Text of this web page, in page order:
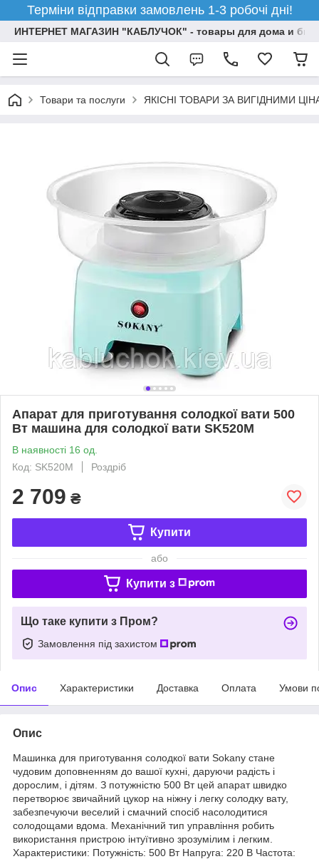
Терміни відправки замовлень 1-3 робочі дні!
ИНТЕРНЕТ МАГАЗИН "КАБЛУЧОК" - товары для дома и
Товари та послуги ЯКІСНІ ТОВАРИ ЗА ВИГІДНИМИ
Апарат для приготування солодкої вати 500
Вт машина для солодкої вати SK520M
В наявності 16 од.
Код: SK520M
Роздріб
2 709 ₴
Купити
або
Купити з
Що таке купити з Пром?
Замовлення під захистом
Опис Характеристики Доставка Оплата Умови
Опис
Машинка для приготування солодкої вати Sokany стане
чудовим доповненням до вашої кухні, даруючи радість і
дорослим, і дітям. З потужністю 500 Вт цей апарат швидко
перетворює звичайний цукор на ніжну і легку солодку вату,
забезпечуючи веселий і смачний спосіб насолодитися
солодощами вдома. Механічний тип управління робить
використання пристрою інтуїтивно зрозумілим і легким.
Характеристики: Потужність: 500 Вт Напруга: 220 В Частота: